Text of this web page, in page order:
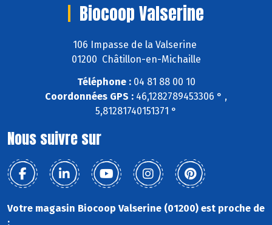
Biocoop Valserine
106 Impasse de la Valserine
01200 Châtillon-en-Michaille
Téléphone :04 81 88 00 10
Coordonnées GPS : 46,1282789453306 ° ,
5,81281740151371 °
Nous suivre sur
Votre magasin Biocoop Valserine (01200) est proche de